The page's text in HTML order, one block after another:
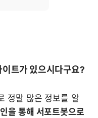
이트가 있으시다구요?
정말 많은 정보를 알
을 통해 서포트봇으로